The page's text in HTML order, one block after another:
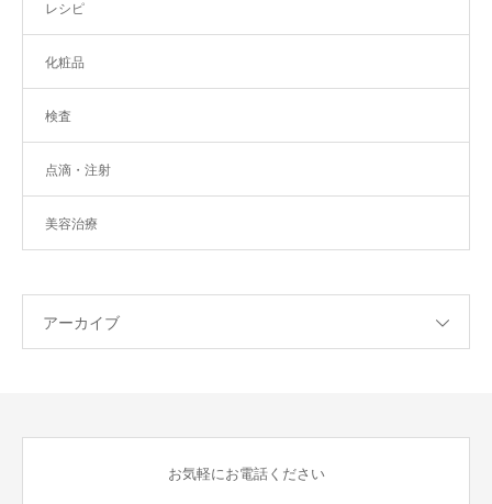
レシピ
化粧品
検査
点滴・注射
美容治療
アーカイブ
お気軽にお電話ください